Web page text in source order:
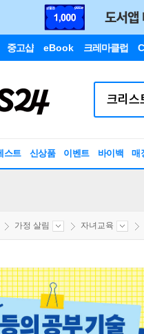
중고샵 eBook 크레마클럽
스트 신상품 이벤트 바이백 매
가정 살림 자녀교육